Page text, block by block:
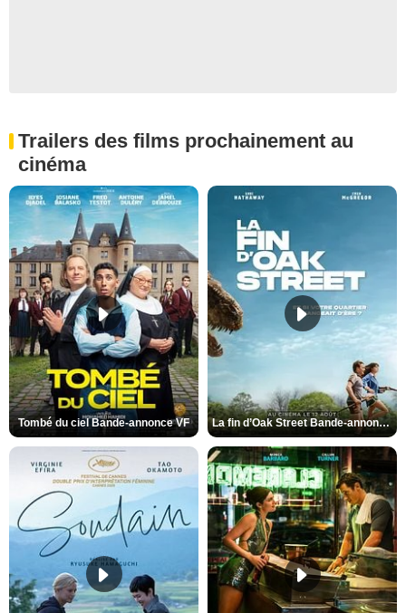
Trailers des films prochainement au
cinéma
Tombé du ciel Bande-annonce VF La fin d’Oak Street Bande-annonce VO STFR